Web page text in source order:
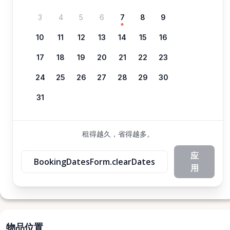
3 4 5 6 7 8 9
10 11 12 13 14 15 16
17 18 19 20 21 22 23
24 25 26 27 28 29 30
31
租得越久，省得越多。
BookingDatesForm.clearDates
应
用
物品位置